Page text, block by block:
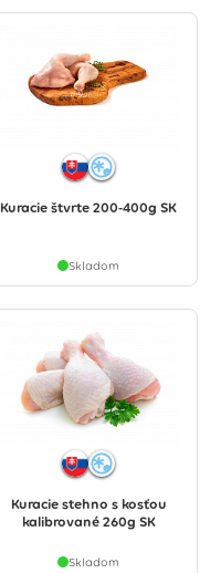
Kuracie štvrte 200-400g SK
Skladom
Kuracie stehno s kosťou
kalibrované 260g SK
Skladom